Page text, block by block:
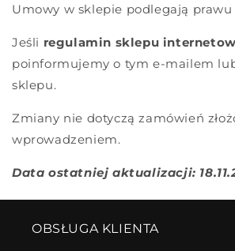
Umowy w sklepie podlegają
Jeśli regulamin sklepu
poinformujemy o tym e-mailem
sklepu.
Zmiany nie dotyczą zamówień
wprowadzeniem.
Data ostatniej aktualizacji:
OBSŁUGA KLIENTA